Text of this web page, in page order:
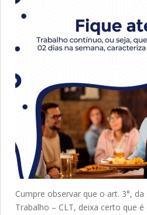
Cumpre observar que o art. 3°,
Trabalho – CLT, deixa certo que